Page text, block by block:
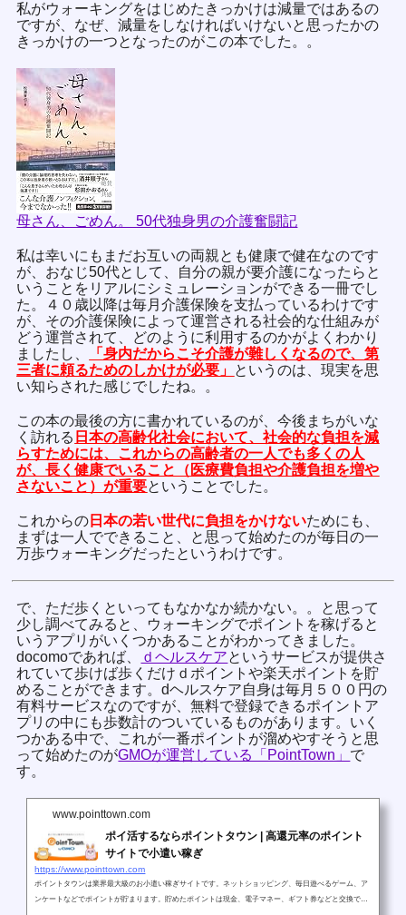
私がウォーキングをはじめたきっかけは減量ではあるの
ですが、なぜ、減量をしなければいけないと思ったかの
きっかけの一つとなったのがこの本でした。。
母さん、ごめん。 50代独身男の介護奮闘記
私は幸いにもまだお互いの両親とも健康で健在なのです
が、おなじ50代として、自分の親が要介護になったらと
いうことをリアルにシミュレーションができる一冊でし
た。４０歳以降は毎月介護保険を支払っているわけです
が、その介護保険によって運営される社会的な仕組みが
どう運営されて、どのように利用するのかがよくわかり
ましたし、
「身内だからこそ介護が難しくなるので、第
三者に頼るためのしかけが必要」 というのは、現実を思
い知らされた感じでしたね。。
この本の最後の方に書かれているのが、今後まちがいな
く訪れる 日本の高齢化社会において、社会的な負担を減
らすためには、これからの高齢者の一人でも多くの人
が、長く健康でいること（医療費負担や介護負担を増や
さないこと）が重要ということでした。
これからの 日本の若い世代に負担をかけないためにも、
まずは一人でできること、と思って始めたのが毎日の一
万歩ウォーキングだったというわけです。
で、ただ歩くといってもなかなか続かない。。と思って
少し調べてみると、ウォーキングでポイントを稼げると
いうアプリがいくつかあることがわかってきました。
docomoであれば、
ｄヘルスケアというサービスが提供さ
れていて歩けば歩くだけｄポイントや楽天ポイントを貯
めることができます。dヘルスケア自身は毎月５００円の
有料サービスなのですが、無料で登録できるポイントア
プリの中にも歩数計のついているものがあります。いく
つかある中で、これが一番ポイントが溜めやすそうと思
って始めたのがGMOが運営している「PointTown」 で
す。
www.pointtown.com
ポイ活するならポイントタウン | 高還元率のポイント
サイトで小遣い稼ぎ
https://www.pointtown.com
ポイントタウンは業界最大級のお小遣い稼ぎサイトです。ネットショッピング、毎日遊べるゲーム、ア
ンケートなどでポイントが貯まります。貯めたポイントは現金、電子マネー、ギフト券などと交換でき